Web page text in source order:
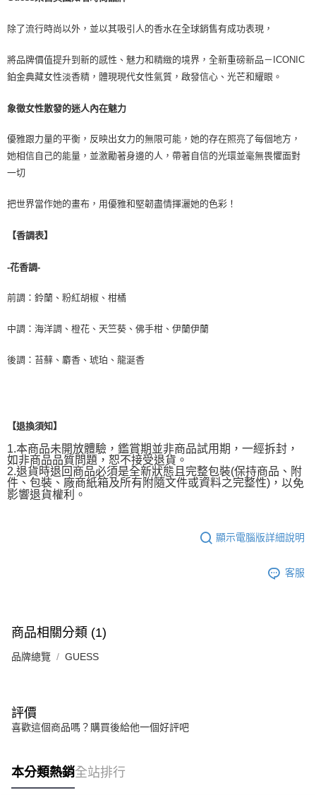
除了流行時尚以外，並以其吸引人的香水在全球銷售有成功表現，
將品牌價值提升到新的感性、魅力和精緻的境界，全新重磅新品－ICONIC
鉑金典藏女性淡香精，體現現代女性氣質，啟發信心、光芒和耀眼。
象徵女性散發的迷人內在魅力
優雅跟力量的平衡，反映出女力的無限可能，她的存在照亮了每個地方，
她相信自己的能量，並激勵著身邊的人，帶著自信的光環並毫無畏懼面對
一切
把世界當作她的畫布，用優雅和堅韌盡情揮灑她的色彩！
【香調表】
-花香調-
前調：鈴蘭、粉紅胡椒、柑橘
中調：海洋調、橙花、天竺葵、佛手柑、伊蘭伊蘭
後調：苔蘚、麝香、琥珀、龍涎香
【退換須知】
1.本商品未開放體驗，鑑賞期並非商品試用期，一經拆封，
如非商品品質問題，恕不接受退貨。
2.退貨時退回商品必須是全新狀態且完整包裝(保持商品、附
件、包裝、廠商紙箱及所有附隨文件或資料之完整性)， 以免
影響退貨權利。
顯示電腦版詳細說明
客服
商品相關分類 (1)
品牌總覽 GUESS
評價
喜歡這個商品嗎？購買後給他一個好評吧
本分類熱銷全站排行